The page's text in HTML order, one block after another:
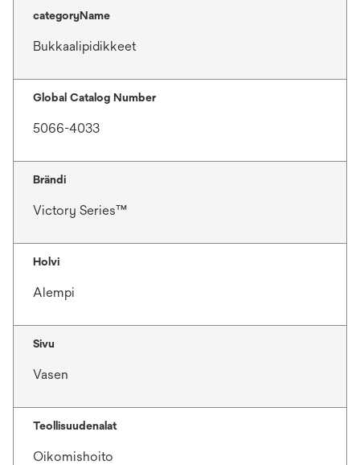
categoryName
Bukkaalipidikkeet
Global Catalog Number
5066-4033
Brändi
Victory Series™
Holvi
Alempi
Sivu
Vasen
Teollisuudenalat
Oikomishoito